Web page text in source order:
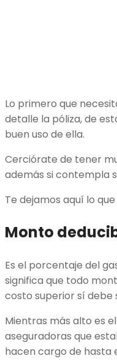
Lo primero que
detalle la póliza, de
buen uso de ella.
Cerciórate de tener
además si contempla
Te dejamos aquí lo
Monto
Es el porcentaje del
significa que todo
costo superior sí
Mientras más alto es
aseguradoras que
hacen cargo de hasta